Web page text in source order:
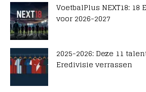
VoetbalPlus NEXT18:
voor 2026-2027
2025-2026: Deze 11
Eredivisie verrassen